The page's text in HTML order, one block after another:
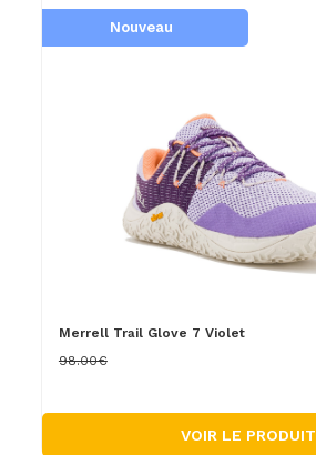
Nouveau
Merrell Trail Glove 7 Violet
98.00€
VOIR LE PRODUIT